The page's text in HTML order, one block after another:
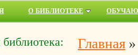
О БИБЛИОТЕКЕ
Главная